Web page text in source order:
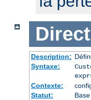
Description:
Syntaxe:
Contexte:
Statut:
Base